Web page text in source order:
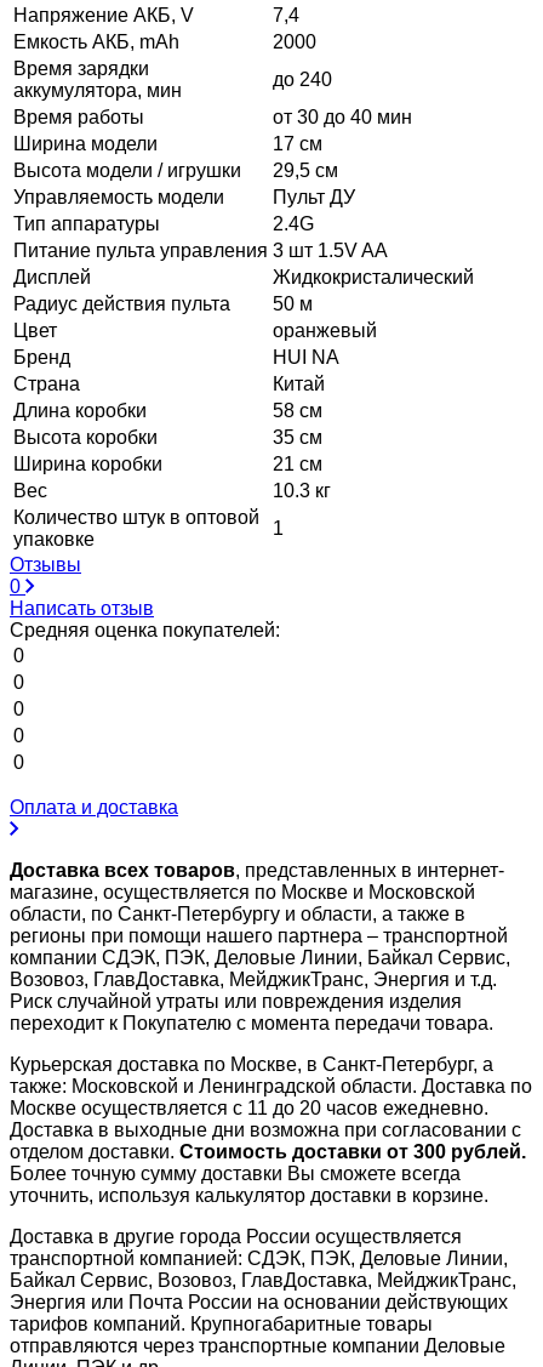
Напряжение АКБ, V
7,4
Емкость АКБ, mAh
2000
Время зарядки
аккумулятора, мин
до 240
Время работы
от 30 до 40 мин
Ширина модели
17 см
Высота модели / игрушки
29,5 см
Управляемость модели
Пульт ДУ
Тип аппаратуры
2.4G
Питание пульта управления 3 шт 1.5V AA
Дисплей
Жидкокристалический
Радиус действия пульта
50 м
Цвет
оранжевый
Бренд
HUI NA
Страна
Китай
Длина коробки
58 см
Высота коробки
35 см
Ширина коробки
21 см
Вес
10.3 кг
Количество штук в оптовой
упаковке
1
Отзывы
0
Написать отзыв
Средняя оценка покупателей:
0
0
0
0
0
Оплата и доставка
Доставка всех товаров, представленных в интернет-
магазине, осуществляется по Москве и Московской
области, по Санкт-Петербургу и области, а также в
регионы при помощи нашего партнера – транспортной
компании СДЭК, ПЭК, Деловые Линии, Байкал Сервис,
Возовоз, ГлавДоставка, МейджикТранс, Энергия и т.д.
Риск случайной утраты или повреждения изделия
переходит к Покупателю с момента передачи товара.
Курьерская доставка по Москве, в Санкт-Петербург, а
также: Московской и Ленинградской области. Доставка по
Москве осуществляется с 11 до 20 часов ежедневно.
Доставка в выходные дни возможна при согласовании с
отделом доставки. Стоимость доставки от 300 рублей.
Более точную сумму доставки Вы сможете всегда
уточнить, используя калькулятор доставки в корзине.
Доставка в другие города России осуществляется
транспортной компанией: СДЭК, ПЭК, Деловые Линии,
Байкал Сервис, Возовоз, ГлавДоставка, МейджикТранс,
Энергия или Почта России на основании действующих
тарифов компаний. Крупногабаритные товары
отправляются через транспортные компании Деловые